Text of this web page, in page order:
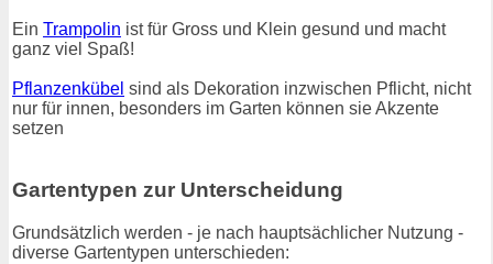
Ein Trampolin ist für Gross und Klein gesund und macht
ganz viel Spaß!
Pflanzenkübel sind als Dekoration inzwischen Pflicht, nicht
nur für innen, besonders im Garten können sie Akzente
setzen
Gartentypen zur Unterscheidung
Grundsätzlich werden - je nach hauptsächlicher Nutzung -
diverse Gartentypen unterschieden: